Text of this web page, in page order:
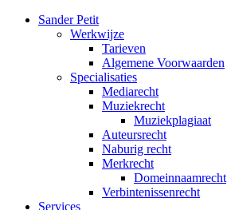
Sander Petit
Werkwijze
Tarieven
Algemene Voorwaarden
Specialisaties
Mediarecht
Muziekrecht
Muziekplagiaat
Auteursrecht
Naburig recht
Merkrecht
Domeinnaamrecht
Verbintenissenrecht
Services